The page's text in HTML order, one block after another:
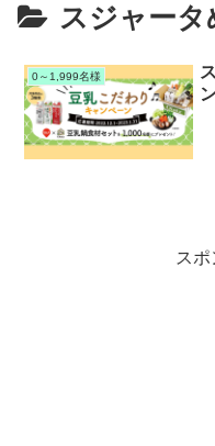
スジャータ
0～1,999名様
スポ